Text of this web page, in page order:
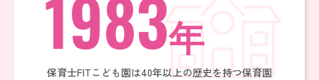
1983年
保育士FITこども園は40年以上の歴史を持つ保育園